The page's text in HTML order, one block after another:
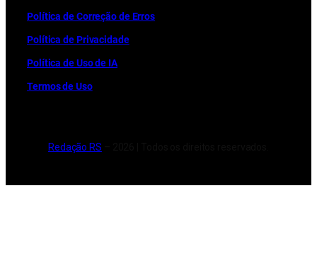
Política de Correção de Erros
Política de Privacidade
Política de Uso de IA
Termos de Uso
Redação RS